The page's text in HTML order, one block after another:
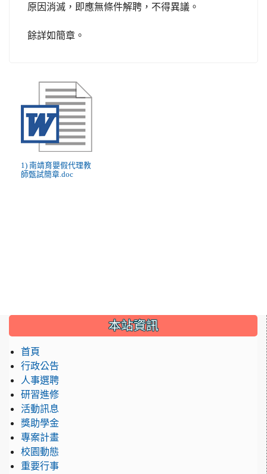
原因消滅，即應無條件解聘，不得異議。
餘詳如簡章。
1) 南靖育嬰假代理教
師甄試簡章.doc
::: 本站資訊
首頁
行政公告
人事選聘
研習進修
活動訊息
獎助學金
專案計畫
校園動態
重要行事